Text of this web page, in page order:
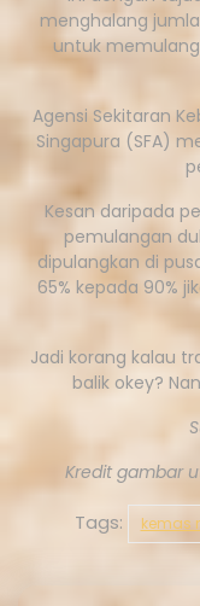
menghalang
untuk
Agensi Sekitaran
Singapura (SFA)
Kesan daripada
pemulangan
dipulangkan di
65% kepada 90%
Jadi korang kalau
balik okey?
Kredit gambar
Tags: kemas